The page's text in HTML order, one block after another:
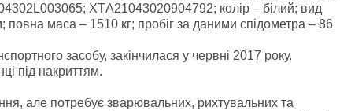
ХTА21043020904792; колір – білий; вид
маса – 1510 кг; пробіг за даними спідометра – 86
засобу, закінчилася у червні 2017 року.
під накриттям.
але потребує зварювальних, рихтувальних та